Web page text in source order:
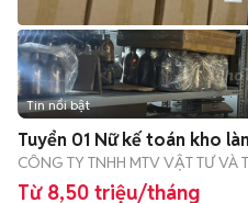
Tin nổi bật
Tuyển 01 Nữ kế toán kho
CÔNG TY TNHH MTV VẬT TƯ VÀ
Từ 8,50 triệu/tháng